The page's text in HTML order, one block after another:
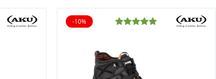
-10%
10% reduziert